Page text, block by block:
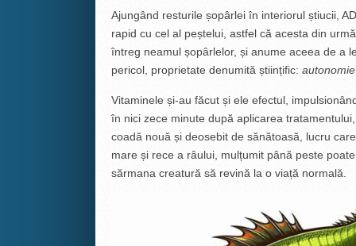
Ajungând resturile șopârlei în interiorul știucii,
rapid cu cel al peștelui, astfel că acesta din
întreg neamul șopârlelor, și anume aceea de a
pericol, proprietate denumită științific:
Vitaminele și-au făcut și ele efectul,
în nici zece minute după aplicarea
coadă nouă și deosebit de sănătoasă, lucru
mare și rece a râului, mulțumit până peste
sărmana creatură să revină la o viață normală.